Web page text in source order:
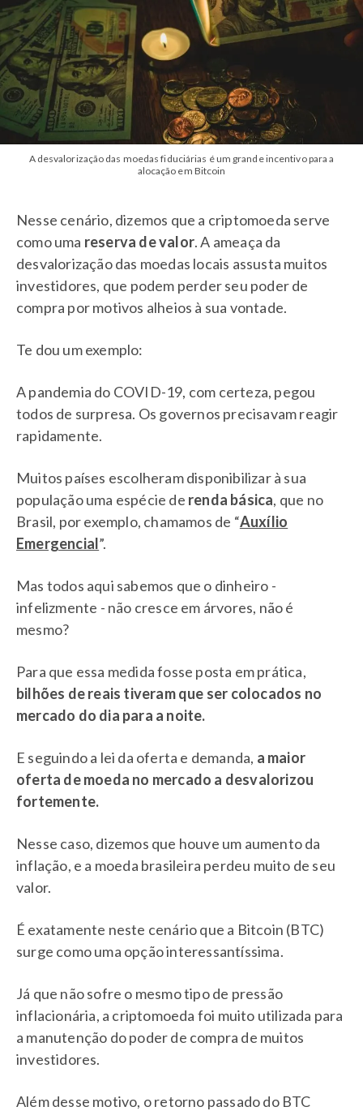
A desvalorização das moedas fiduciárias é um grande incentivo para a
alocação em Bitcoin
Nesse cenário, dizemos que a criptomoeda serve
como uma reserva de valor. A ameaça da
desvalorização das moedas locais assusta muitos
investidores, que podem perder seu poder de
compra por motivos alheios à sua vontade.
Te dou um exemplo:
A pandemia do COVID-19, com certeza, pegou
todos de surpresa. Os governos precisavam reagir
rapidamente.
Muitos países escolheram disponibilizar à sua
população uma espécie de renda básica, que no
Brasil, por exemplo, chamamos de “Auxílio
Emergencial”.
Mas todos aqui sabemos que o dinheiro -
infelizmente - não cresce em árvores, não é
mesmo?
Para que essa medida fosse posta em prática,
bilhões de reais tiveram que ser colocados no
mercado do dia para a noite.
E seguindo a lei da oferta e demanda, a maior
oferta de moeda no mercado a desvalorizou
fortemente.
Nesse caso, dizemos que houve um aumento da
inflação, e a moeda brasileira perdeu muito de seu
valor.
É exatamente neste cenário que a Bitcoin (BTC)
surge como uma opção interessantíssima.
Já que não sofre o mesmo tipo de pressão
inflacionária, a criptomoeda foi muito utilizada para
a manutenção do poder de compra de muitos
investidores.
Além desse motivo, o retorno passado do BTC